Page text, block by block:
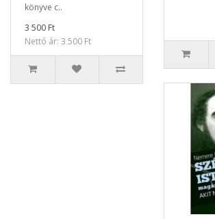
könyve c..
3 500 Ft
Nettó ár: 3 500 Ft